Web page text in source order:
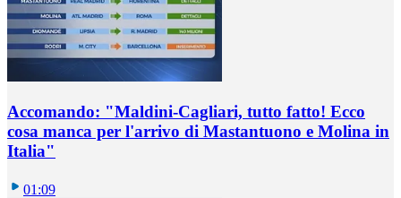
Accomando: "Maldini-Cagliari, tutto fatto! Ecco
cosa manca per l'arrivo di Mastantuono e Molina in
Italia"
01:09